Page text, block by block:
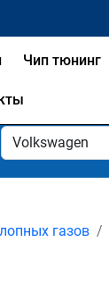
Чип тюнинг
газов